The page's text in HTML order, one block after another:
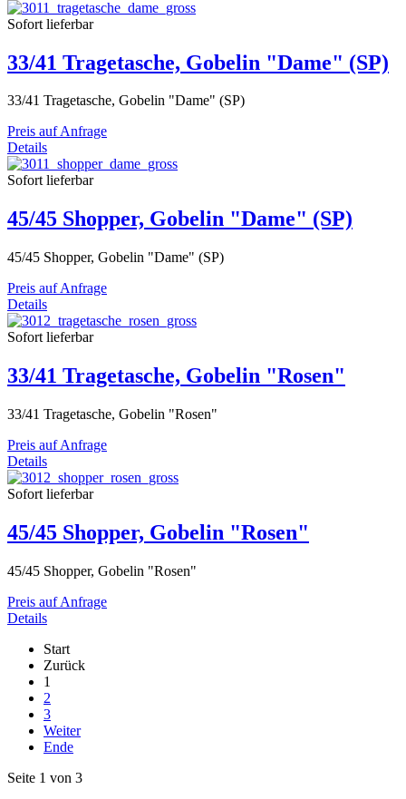
Sofort lieferbar
33/41 Tragetasche, Gobelin "Dame" (SP)
33/41 Tragetasche, Gobelin "Dame" (SP)
Preis auf Anfrage
Details
Sofort lieferbar
45/45 Shopper, Gobelin "Dame" (SP)
45/45 Shopper, Gobelin "Dame" (SP)
Preis auf Anfrage
Details
Sofort lieferbar
33/41 Tragetasche, Gobelin "Rosen"
33/41 Tragetasche, Gobelin "Rosen"
Preis auf Anfrage
Details
Sofort lieferbar
45/45 Shopper, Gobelin "Rosen"
45/45 Shopper, Gobelin "Rosen"
Preis auf Anfrage
Details
Start
Zurück
1
2
3
Weiter
Ende
Seite 1 von 3